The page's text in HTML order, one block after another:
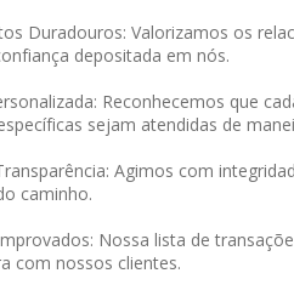
Duradouros: Valorizamos os
depositada em nós.
Reconhecemos que
sejam atendidas de
Agimos com
caminho.
Nossa lista de
com nossos clientes.